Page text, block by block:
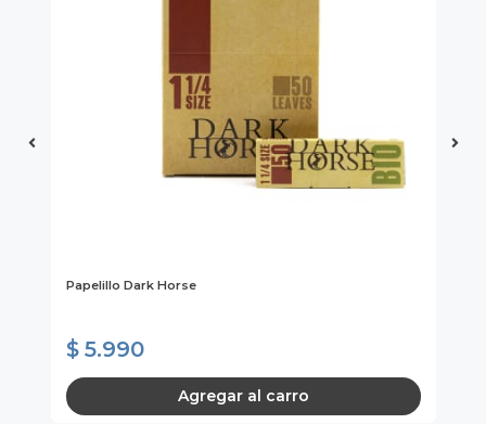
Papelillo Dark Horse
$ 5.990
Agregar al carro